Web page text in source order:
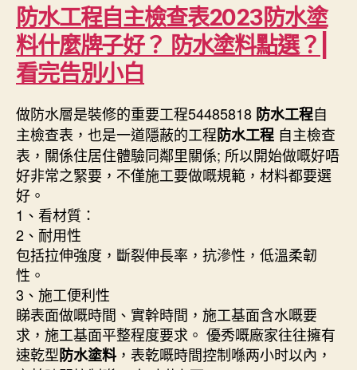
防水工程自主檢查表2023防水塗
料什麼牌子好？ 防水塗料點選？|
看完告別小白
做防水層是裝修的重要工程54485818 防水工程自
主檢查表，也是一道隱蔽的工程防水工程 自主檢查
表，關係住居住體驗同鄰里關係; 所以開始做嘅好唔
好非常之緊要，不僅施工要做嘅規範，材料都要選
好。
1、看材質：
2、耐用性
包括拉伸強度，斷裂伸長率，抗滲性，低溫柔韌
性。
3、施工便利性
睇表面做嘅時間、實幹時間，施工基面含水嘅要
求，施工基面平整程度要求。 優秀嘅廠家往往擁有
速乾型防水塗料，表乾嘅時間控制喺两小时以內，